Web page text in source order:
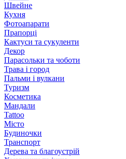
Швейне
Кухня
Фотоапарати
Прапорці
Кактуси та сукуленти
Декор
Парасольки та чоботи
Трава і город
Пальми і вулкани
Туризм
Косметика
Мандали
Tattoo
Місто
Будиночки
Транспорт
Дерева та благоустрій